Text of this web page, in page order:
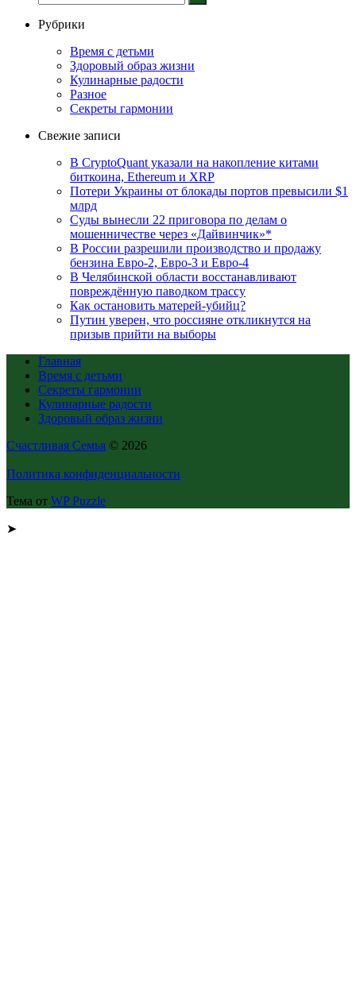
Рубрики
Время с детьми
Здоровый образ жизни
Кулинарные радости
Разное
Секреты гармонии
Свежие записи
В CryptoQuant указали на накопление китами
биткоина, Ethereum и XRP
Потери Украины от блокады портов превысили $1
млрд
Суды вынесли 22 приговора по делам о
мошенничестве через «Дайвинчик»*
В России разрешили производство и продажу
бензина Евро-2, Евро-3 и Евро-4
В Челябинской области восстанавливают
повреждённую паводком трассу
Как остановить матерей-убийц?
Путин уверен, что россияне откликнутся на
призыв прийти на выборы
Главная
Время с детьми
Секреты гармонии
Кулинарные радости
Здоровый образ жизни
Счастливая Семья © 2026
Политика конфиденциальности
Тема от WP Puzzle
➤